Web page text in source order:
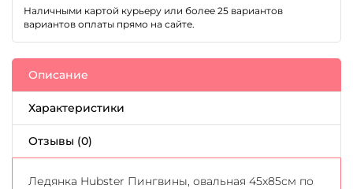
Наличными картой курьеру или более 25 вариантов
вариантов оплаты прямо на сайте.
Описание
Характеристики
Отзывы (0)
Ледянка Hubster Пингвины, овальная 45x85см по